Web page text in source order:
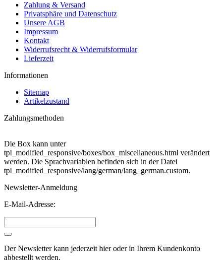
Zahlung & Versand
Privatsphäre und Datenschutz
Unsere AGB
Impressum
Kontakt
Widerrufsrecht & Widerrufsformular
Lieferzeit
Informationen
Sitemap
Artikelzustand
Zahlungsmethoden
Die Box kann unter
tpl_modified_responsive/boxes/box_miscellaneous.html verändert
werden. Die Sprachvariablen befinden sich in der Datei
tpl_modified_responsive/lang/german/lang_german.custom.
Newsletter-Anmeldung
E-Mail-Adresse:
Der Newsletter kann jederzeit hier oder in Ihrem Kundenkonto
abbestellt werden.